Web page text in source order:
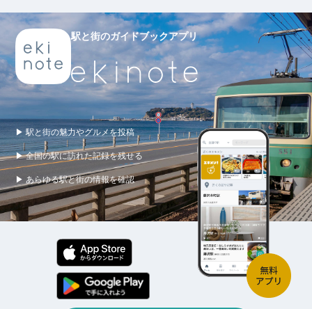
駅と街のガイドブックアプリ
▶ 駅と街の魅力やグルメを投稿
▶ 全国の駅に訪れた記録を残せる
▶ あらゆる駅と街の情報を確認